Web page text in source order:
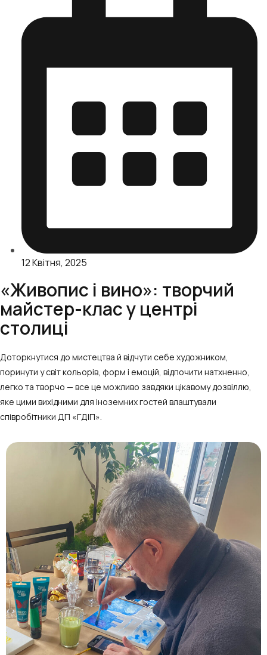
12 Квітня, 2025
«Живопис і вино»: творчий
майстер-клас у центрі
столиці
Доторкнутися до мистецтва й відчути себе художником,
поринути у світ кольорів, форм і емоцій, відпочити натхненно,
легко та творчо — все це можливо завдяки цікавому дозвіллю,
яке цими вихідними для іноземних гостей влаштували
співробітники ДП «ГДІП».